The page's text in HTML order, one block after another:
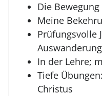
Die
Meine
Prüfungsvolle
Auswanderung
In der Lehre;
Tiefe
Christus